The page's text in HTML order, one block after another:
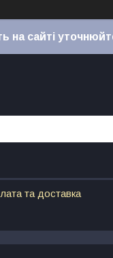
на сайті
та доставка